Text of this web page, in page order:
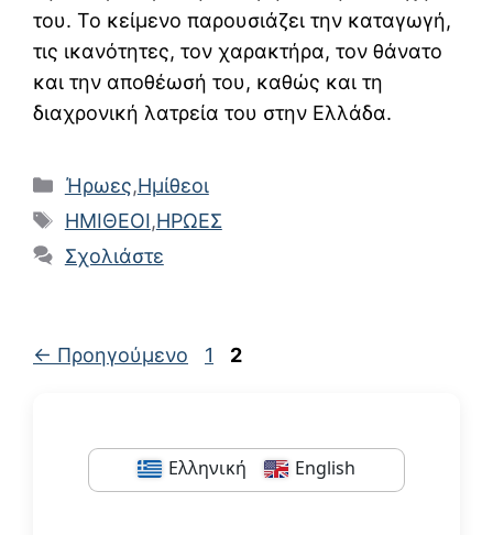
του. Το κείμενο παρουσιάζει την καταγωγή,
τις ικανότητες, τον χαρακτήρα, τον θάνατο
και την αποθέωσή του, καθώς και τη
διαχρονική λατρεία του στην Ελλάδα.
Κατηγορίες
Ήρωες,Ημίθεοι
Ετικέτες
ΗΜΙΘΕΟΙ,ΗΡΩΕΣ
Σχολιάστε
← Προηγούμενο Σελίδα
1 Σελίδα
2
Ελληνική English